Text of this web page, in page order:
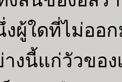
ผู้ใดที่ไม่ออ
างนี้แก่วัวขอ